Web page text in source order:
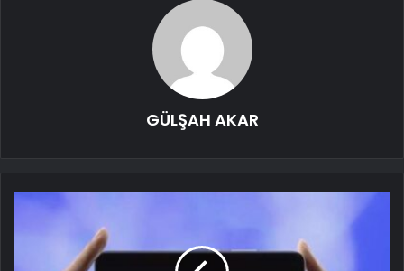
GÜLŞAH AKAR